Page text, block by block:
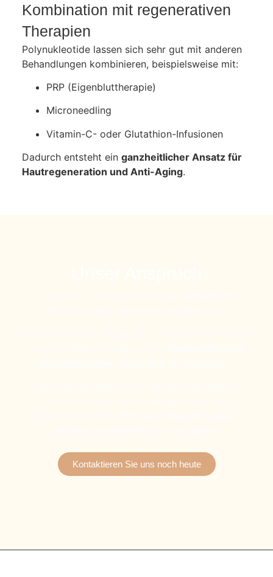
Kombination mit regenerativen
Therapien
Polynukleotide lassen sich sehr gut mit anderen
Behandlungen kombinieren, beispielsweise mit:
PRP (Eigenbluttherapie)
Microneedling
Vitamin-C- oder Glutathion-Infusionen
Dadurch entsteht ein ganzheitlicher Ansatz für
Hautregeneration und Anti-Aging.
Kontaktieren Sie uns noch heute